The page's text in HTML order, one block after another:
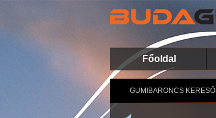
Főoldal
GUMIBARONCS KERESŐ